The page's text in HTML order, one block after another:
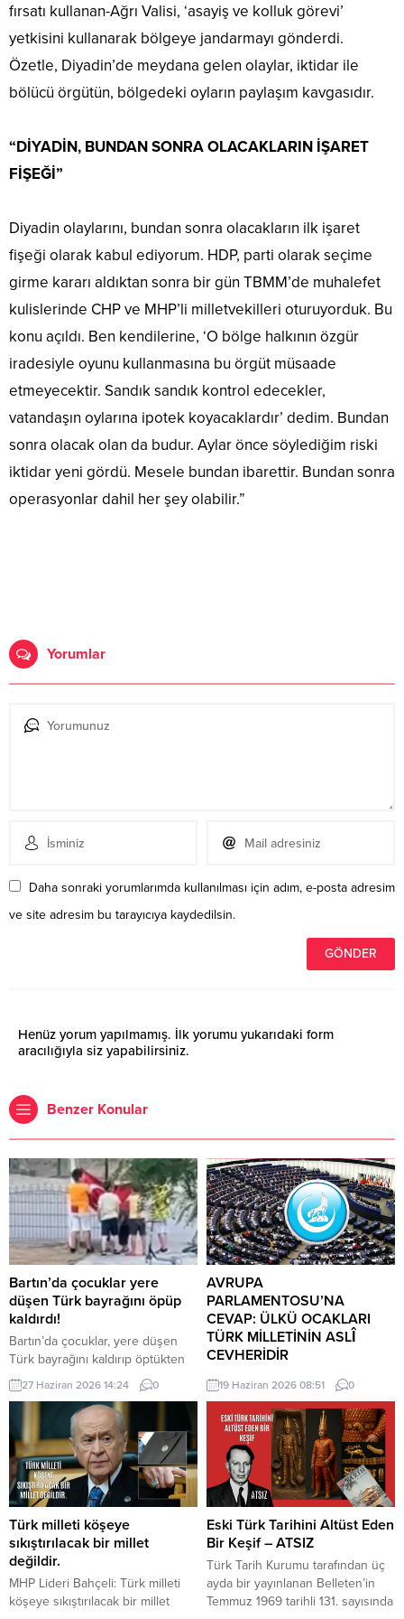
fırsatı kullanan-Ağrı Valisi, ‘asayiş ve kolluk görevi’
yetkisini kullanarak bölgeye jandarmayı gönderdi.
Özetle, Diyadin’de meydana gelen olaylar, iktidar ile
bölücü örgütün, bölgedeki oyların paylaşım kavgasıdır.
“DİYADİN, BUNDAN SONRA OLACAKLARIN İŞARET
FİŞEĞİ”
Diyadin olaylarını, bundan sonra olacakların ilk işaret
fişeği olarak kabul ediyorum. HDP, parti olarak seçime
girme kararı aldıktan sonra bir gün TBMM’de muhalefet
kulislerinde CHP ve MHP’li milletvekilleri oturuyorduk. Bu
konu açıldı. Ben kendilerine, ‘O bölge halkının özgür
iradesiyle oyunu kullanmasına bu örgüt müsaade
etmeyecektir. Sandık sandık kontrol edecekler,
vatandaşın oylarına ipotek koyacaklardır’ dedim. Bundan
sonra olacak olan da budur. Aylar önce söylediğim riski
iktidar yeni gördü. Mesele bundan ibarettir. Bundan sonra
operasyonlar dahil her şey olabilir.”
Yorumlar
Daha sonraki yorumlarımda kullanılması için adım, e-posta adresim
ve site adresim bu tarayıcıya kaydedilsin.
Henüz yorum yapılmamış. İlk yorumu yukarıdaki form
aracılığıyla siz yapabilirsiniz.
Benzer Konular
Bartın’da çocuklar yere
düşen Türk bayrağını öpüp
kaldırdı!
Bartın’da çocuklar, yere düşen
Türk bayrağını kaldırıp öptükten
sonra gelen itfaiye ekiplerinin de
yardımıyla göndere çekti. O anlar
cep telefonu kamerası tarafından
kaydedildi. Yerden kaldırıp öptüler
Kemerköprü Mahallesi’nde dün
akşam saatlerinde Cumhuriyet
Parkı içerisindeki direkte bulunan
Türk bayrağı rüzgar nedeniyle
ipinin kopmasıyla yere düştü. Bu
sırada parkta oynayan çocuklar
yere...
27 Haziran 2026 14:24 0
AVRUPA
PARLAMENTOSU’NA
CEVAP: ÜLKÜ OCAKLARI
TÜRK MİLLETİNİN ASLÎ
CEVHERİDİR
MHP milletvekili Prof. Dr. İlyas
Topsakal AB parlamentosuna
cevap verdi: Avrupa
Parlamentosu tarafından 17
Haziran 2026 tarihinde kabul
edilen Türkiye Raporu, teknik bir
ilerleme belgesi olmaktan ziyade,
Türkiye-AB ilişkilerinin gerilimli fay
hatlarını derinleştiren ve
Ankara’nın stratejik özerkliğini
hedef alan bir siyasi pozisyon
belgesi niteliğindedir. Raporun
içeriği, Türkiye’nin iç siyasi
19 Haziran 2026 08:51 0
Türk milleti köşeye
sıkıştırılacak bir millet
değildir.
MHP Lideri Bahçeli: Türk milleti
köşeye sıkıştırılacak bir millet
Eski Türk Tarihini Altüst Eden
Bir Keşif – ATSIZ
Türk Tarih Kurumu tarafından üç
ayda bir yayınlanan Belleten’in
Temmuz 1969 tarihli 131. sayısında